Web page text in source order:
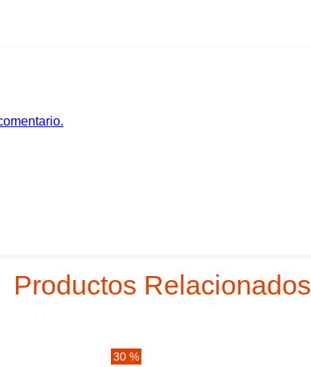
Productos Relacionados
30 %